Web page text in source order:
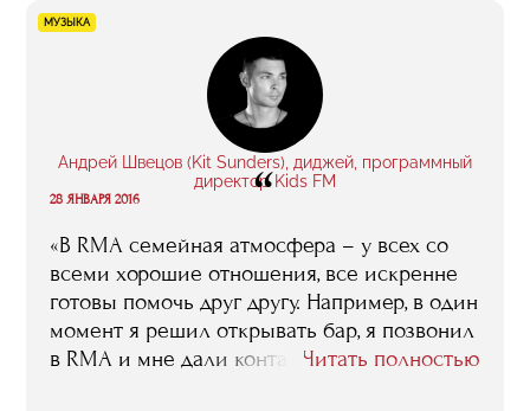
бояться быть услышанной в нашем
консервативном музее, верить в свои идеи.
Полученные знания и знакомства очень
пригодились мне в работе, я стала гораздо
лучше понимать многие внутренние
процессы, специфику работы в нашей
среде, очень пригодился опыт музейного
такие гуру, как Марина Девовна Лошак,
Зельфира Исмаиловна Трегулова, Василий
Церетели и другие».
МУЗЫКА
Андрей Швецов (Kit Sunders), диджей, программный
директор Kids FM
“
28 ЯНВАРЯ 2016
«В RMA семейная атмосфера – у всех со
всеми хорошие отношения, все искренне
готовы помочь друг другу. Например, в один
момент я решил открывать бар, я позвонил
в RMA и мне дали контакт человека,
Читать полностью